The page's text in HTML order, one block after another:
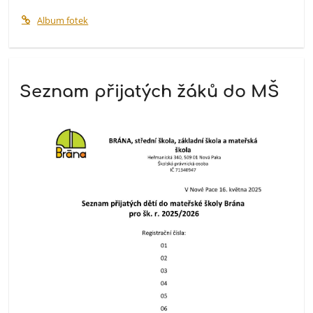
Album fotek
Seznam přijatých žáků do MŠ